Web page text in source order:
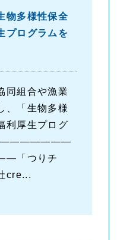
物多様性保全
プログラムを
同組合や漁業
、「生物多様
利厚生プログ
―――――――
つりチ
cre...